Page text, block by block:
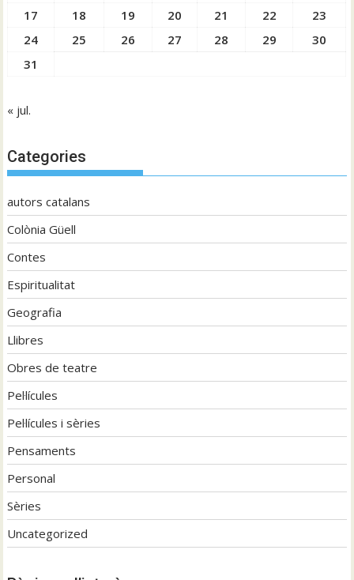
17
18 19 20 21 22
23
24
25 26 27 28 29
30
31
« jul.
Categories
autors catalans
Colònia Güell
Contes
Espiritualitat
Geografia
Llibres
Obres de teatre
Pel·lícules
Pel·lícules i sèries
Pensaments
Personal
Sèries
Uncategorized